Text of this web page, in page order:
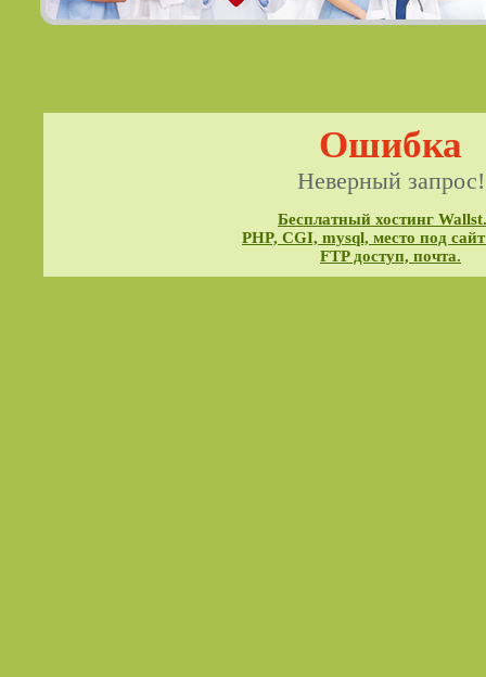
Ошибка
Неверный запрос!
Бесплатный хостинг
PHP, CGI, mysql, место под
FTP доступ, почта.